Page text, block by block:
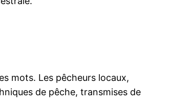
mots. Les pêcheurs locaux,
de pêche, transmises de